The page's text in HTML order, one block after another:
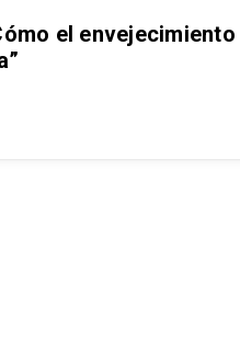
el envejecimiento